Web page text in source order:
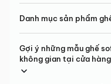
Danh mục sản phẩm
Gợi ý những mẫu ghế
không gian tại cửa